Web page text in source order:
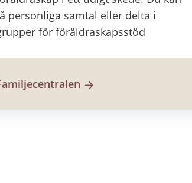
personliga samtal eller delta i
för föräldraskapsstöd